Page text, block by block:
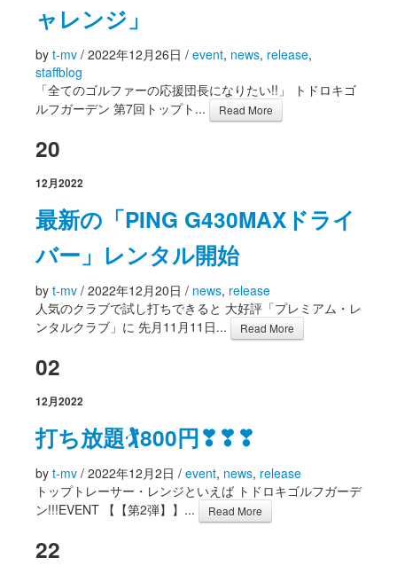
ャレンジ」
by t-mv / 2022年12月26日 / event, news, release,
staffblog
「全てのゴルファーの応援団長になりたい!!」 トドロキゴ
ルフガーデン 第7回トップト...
Read More
20
12月2022
最新の「PING G430MAXドライ
バー」レンタル開始
by t-mv / 2022年12月20日 / news, release
人気のクラブで試し打ちできると 大好評「プレミアム・レ
ンタルクラブ」に 先月11月11日...
Read More
02
12月2022
打ち放題🏌800円❣❣❣
by t-mv / 2022年12月2日 / event, news, release
トップトレーサー・レンジといえば トドロキゴルフガーデ
ン!!!EVENT 【【第2弾】】...
Read More
22